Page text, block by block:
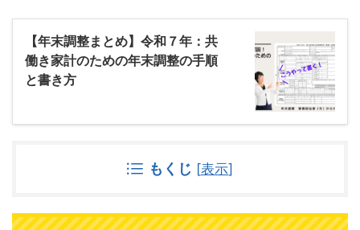
【年末調整まとめ】令和７年：共
働き家計のための年末調整の手順
と書き方
もくじ [表示]